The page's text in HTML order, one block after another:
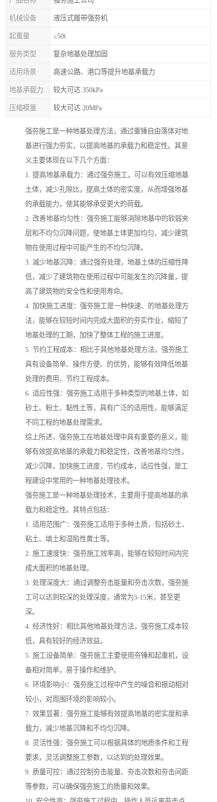
机械设备 液压式履带强夯机
起重量 ≥50t
服务类型 复杂地基处理加固
适用场景 高速公路、港口等提升地基承载力
较大可达 350kPa
压缩模量 较大可达 20MPa
强夯施工是一种地基处理方法，通过重锤自由落体对地
基进行强力夯实，以提高地基的承载力和稳定性。其意
义主要体现在以下几个方面：
1. 提高地基承载力：通过强夯施工，可以有效压缩地基
土体，减少孔隙比，提高土体的密实度，从而增强地基
的承载能力，使其能够承受更大的荷载。
2. 改善地基均匀性：强夯施工能够消除地基中的软弱夹
层和不均匀沉降问题，使地基土体更加均匀，减少建筑
物在使用过程中可能产生的不均匀沉降。
3. 减少地基沉降：通过强夯处理，地基土体的压缩性降
低，减少了建筑物在使用过程中可能发生的沉降量，提
高了建筑物的安全性和使用寿命。
4. 加快施工进度：强夯施工是一种快速、的地基处理方
法，能够在较短时间内完成大面积的夯实作业，缩短了
地基处理的工期，加快了整体工程的施工进度。
5. 节约工程成本：相比于其他地基处理方法，强夯施工
具有设备简单、操作方便、的优势，能够有效降低地基
处理的费用，节约工程成本。
6. 适应性强：强夯施工适用于多种类型的地基土体，如
砂土、粉土、黏性土等，具有广泛的适用性，能够满足
不同工程的地基处理需求。
综上所述，强夯施工在地基处理中具有重要的意义，能
够有效提高地基的承载力和稳定性，改善地基均匀性，
减少沉降，加快施工进度，节约成本，适应性强，是工
程建设中常用的一种地基处理技术。
强夯施工是一种地基处理技术，主要用于提高地基的承
载力和稳定性。其特点包括：
1. 适用范围广：强夯施工适用于多种土质，包括砂土、
粘土、填土和湿陷性黄土等。
2. 施工速度快：强夯施工效率高，能够在较短时间内完
成大面积的地基处理。
3. 处理深度大：通过调整夯击能量和夯击次数，强夯施
工可以达到较深的处理深度，通常为3-15米，甚至更
深。
4. 经济性好：相比其他地基处理方法，强夯施工成本较
低，具有较好的经济效益。
5. 施工设备简单：强夯施工主要使用夯锤和起重机，设
备相对简单，易于操作和维护。
6. 环境影响小：强夯施工过程中产生的噪音和振动相对
较小，对周围环境的影响较小。
7. 效果显著：强夯施工能够有效提高地基的密实度和承
载力，减少地基沉降和不均匀沉降。
8. 灵活性强：强夯施工可以根据具体的地质条件和工程
要求，灵活调整施工参数，以达到的处理效果。
9. 质量可控：通过控制夯击能量、夯击次数和夯击间距
等参数，可以确保强夯施工的质量和效果。